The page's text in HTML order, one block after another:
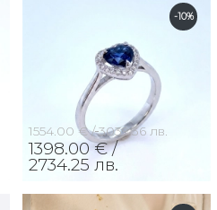
-10%
1554.00 € / 3039.36 лв.
1398.00 € /
2734.25 лв.